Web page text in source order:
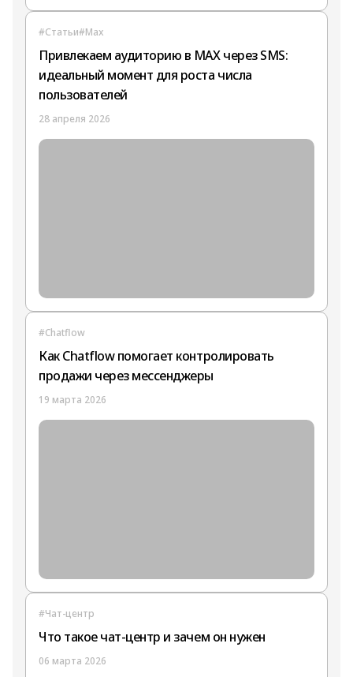
#Статьи#Max
Привлекаем аудиторию в MAX через SMS:
идеальный момент для роста числа
пользователей
28 апреля 2026
#Chatflow
Как Chatflow помогает контролировать
продажи через мессенджеры
19 марта 2026
#Чат-центр
Что такое чат-центр и зачем он нужен
06 марта 2026